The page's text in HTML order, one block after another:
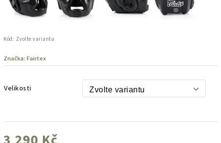
Kód: Zvolte variantu
Značka: Fairtex
Velikosti